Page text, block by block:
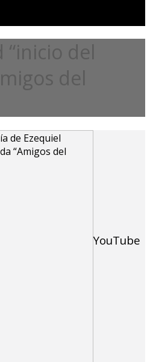
“inicio del
del
YouTube